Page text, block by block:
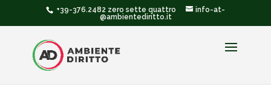
+39-376.2482 zero sette quattro
info-at-
@ambientediritto.it